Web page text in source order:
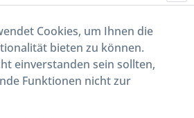
Cookies, um Ihnen die
bieten zu können.
einverstanden sein sollten,
Funktionen nicht zur